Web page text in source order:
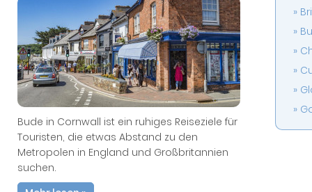
Bude in Cornwall ist ein ruhiges Reiseziele für
Touristen, die etwas Abstand zu den
Metropolen in England und Großbritannien
suchen.